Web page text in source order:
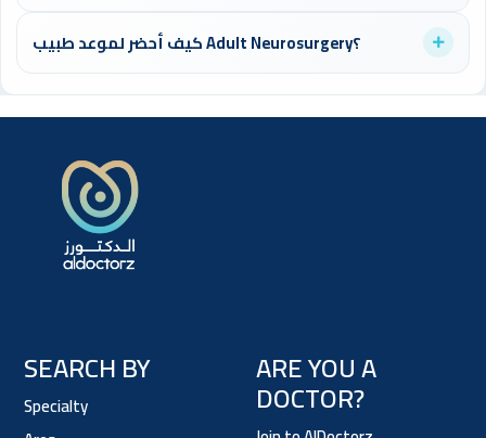
يُنصح بزيارة طبيب Adult Neurosurgery عند ظهور أي أعراض مقلقة
أو للفحص الدوري الوقائي. لا تتردد في حجز موعد للاطمئنان على
صحتك.
كيف أحضر لموعد طبيب Adult Neurosurgery؟
SEARCH BY
Specialty
ARE YOU A
DOCTOR?